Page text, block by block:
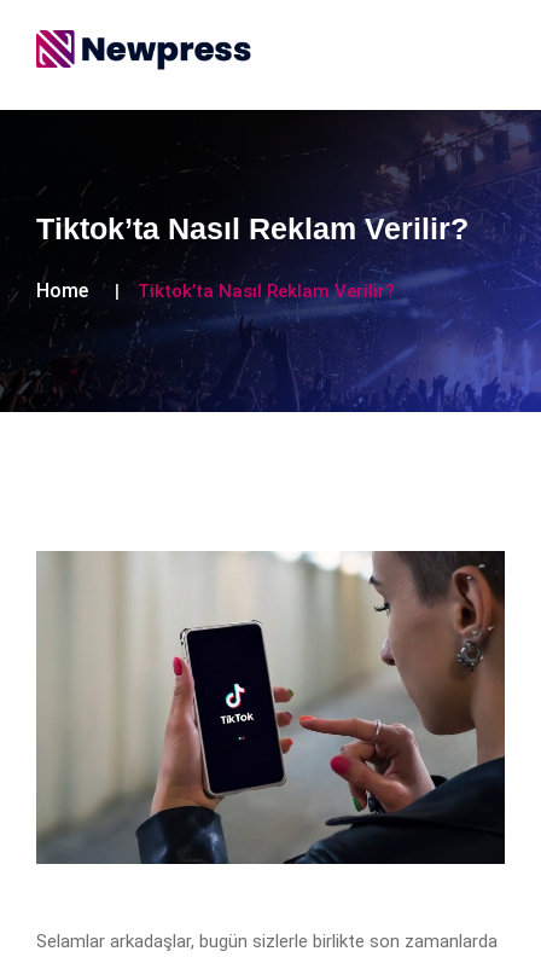
Tiktok’ta Nasıl Reklam Verilir?
Home Tiktok’ta Nasıl Reklam Verilir?
Selamlar arkadaşlar, bugün sizlerle birlikte son zamanlarda